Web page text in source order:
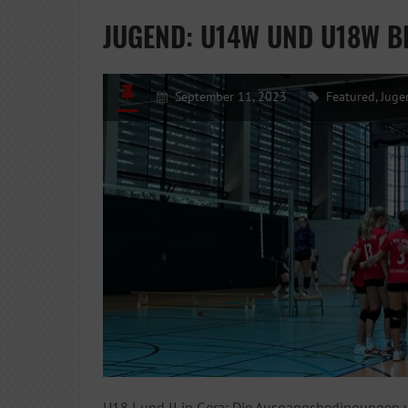
JUGEND: U14W UND U18W
September 11, 2023 Featured,